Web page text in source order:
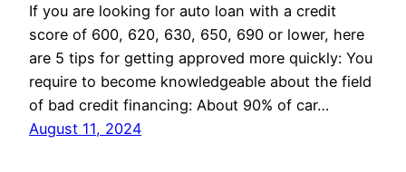
If you are looking for auto loan with a credit
score of 600, 620, 630, 650, 690 or lower, here
are 5 tips for getting approved more quickly: You
require to become knowledgeable about the field
of bad credit financing: About 90% of car…
August 11, 2024